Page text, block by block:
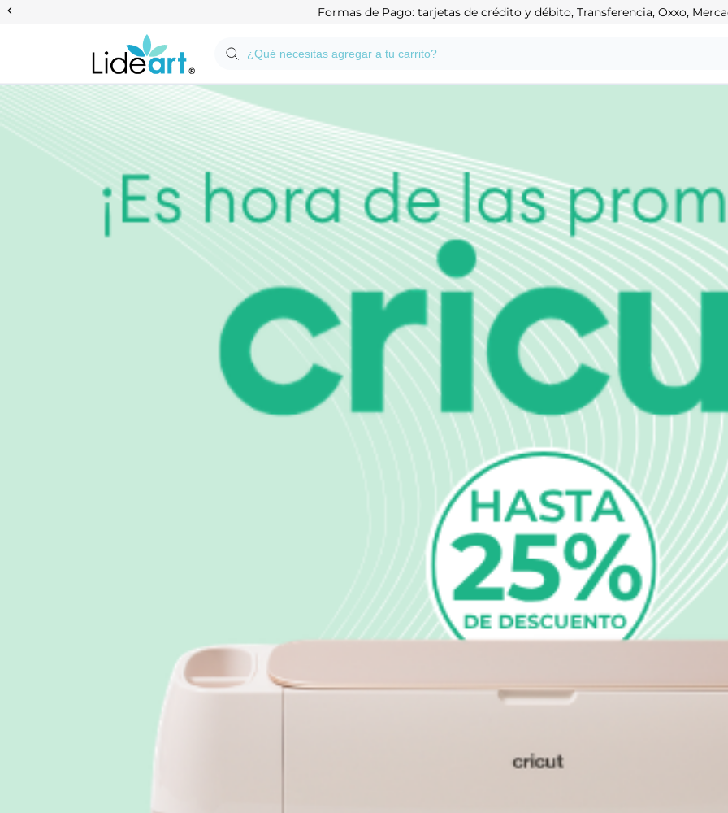
Anterior Formas de Pago: tarjetas de crédito y débito, Transferencia, Oxxo,